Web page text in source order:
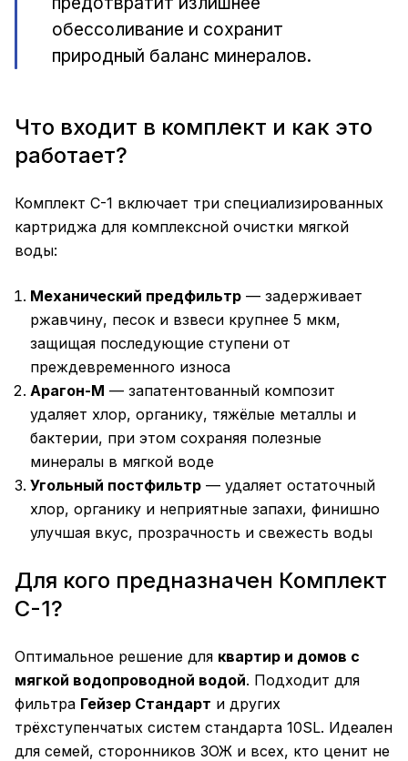
обессоливание и сохранит
природный баланс минералов.
Что входит в комплект и как это
работает?
Комплект С-1 включает три специализированных
картриджа для комплексной очистки мягкой
воды:
Механический предфильтр — задерживает
ржавчину, песок и взвеси крупнее 5 мкм,
защищая последующие ступени от
преждевременного износа
Арагон-М — запатентованный композит
удаляет хлор, органику, тяжёлые металлы и
бактерии, при этом сохраняя полезные
минералы в мягкой воде
Угольный постфильтр — удаляет остаточный
хлор, органику и неприятные запахи, финишно
улучшая вкус, прозрачность и свежесть воды
Для кого предназначен Комплект
С-1?
Оптимальное решение для квартир и домов с
мягкой водопроводной водой. Подходит для
фильтра Гейзер Стандарт и других
трёхступенчатых систем стандарта 10SL. Идеален
для семей, сторонников ЗОЖ и всех, кто ценит не